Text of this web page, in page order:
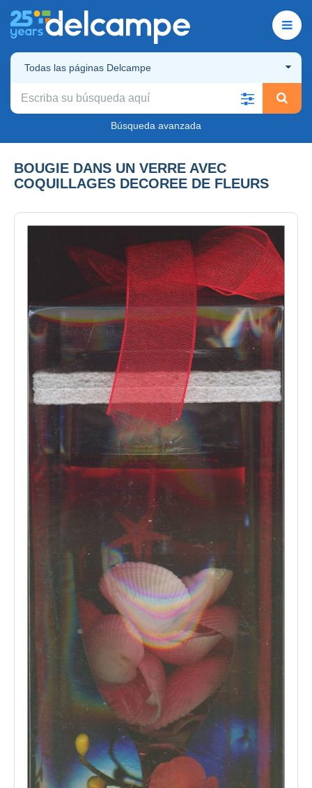
Todas las páginas Delcampe
Búsqueda avanzada
BOUGIE DANS UN VERRE AVEC
COQUILLAGES DECOREE DE FLEURS